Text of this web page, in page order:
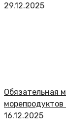
29.12.2025
Обязательная
морепродуктов
16.12.2025